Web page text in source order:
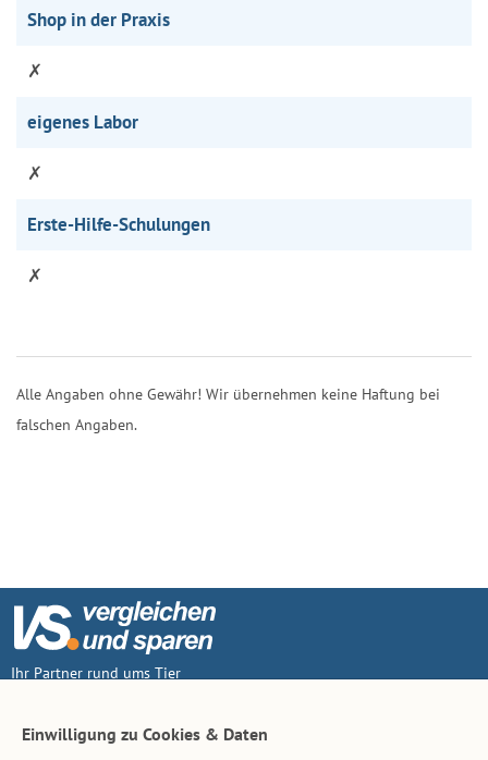
Shop in der Praxis
✗
eigenes Labor
✗
Erste-Hilfe-Schulungen
✗
Alle Angaben ohne Gewähr! Wir übernehmen keine Haftung bei
falschen Angaben.
Ihr Partner rund ums Tier
Einwilligung zu Cookies & Daten